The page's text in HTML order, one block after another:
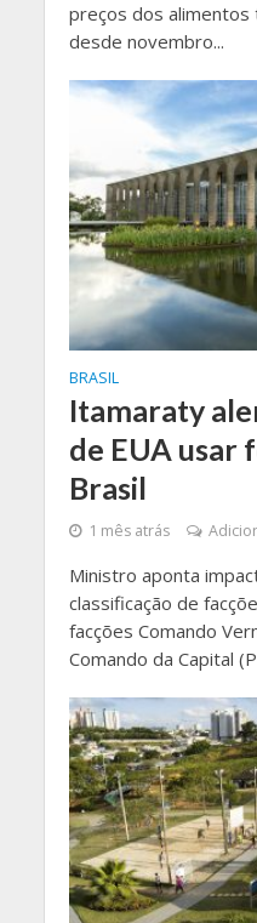
preços dos alimentos
desde novembro...
BRASIL
Itamaraty
de EUA usar
Brasil
1 mês atrás
Ministro aponta
classificação de
facções Comando
Comando da Capital